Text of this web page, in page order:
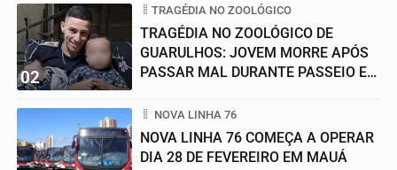
02
TRAGÉDIA NO ZOOLÓGICO
TRAGÉDIA NO ZOOLÓGICO DE
GUARULHOS: JOVEM MORRE APÓS
PASSAR MAL DURANTE PASSEIO EM
NOVA LINHA 76
NOVA LINHA 76 COMEÇA A OPERAR
DIA 28 DE FEVEREIRO EM MAUÁ